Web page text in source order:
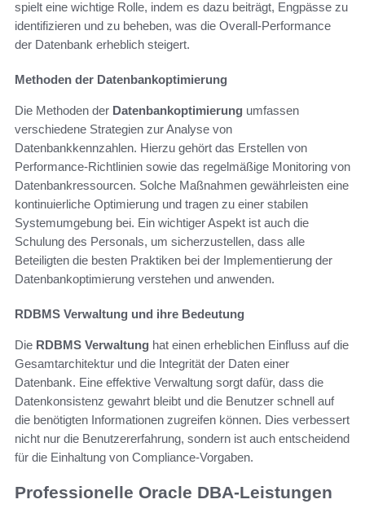
spielt eine wichtige Rolle, indem es dazu beiträgt, Engpässe zu
identifizieren und zu beheben, was die Overall-Performance
der Datenbank erheblich steigert.
Methoden der Datenbankoptimierung
Die Methoden der Datenbankoptimierung umfassen
verschiedene Strategien zur Analyse von
Datenbankkennzahlen. Hierzu gehört das Erstellen von
Performance-Richtlinien sowie das regelmäßige Monitoring von
Datenbankressourcen. Solche Maßnahmen gewährleisten eine
kontinuierliche Optimierung und tragen zu einer stabilen
Systemumgebung bei. Ein wichtiger Aspekt ist auch die
Schulung des Personals, um sicherzustellen, dass alle
Beteiligten die besten Praktiken bei der Implementierung der
Datenbankoptimierung verstehen und anwenden.
RDBMS Verwaltung und ihre Bedeutung
Die RDBMS Verwaltung hat einen erheblichen Einfluss auf die
Gesamtarchitektur und die Integrität der Daten einer
Datenbank. Eine effektive Verwaltung sorgt dafür, dass die
Datenkonsistenz gewahrt bleibt und die Benutzer schnell auf
die benötigten Informationen zugreifen können. Dies verbessert
nicht nur die Benutzererfahrung, sondern ist auch entscheidend
für die Einhaltung von Compliance-Vorgaben.
Professionelle Oracle DBA-Leistungen